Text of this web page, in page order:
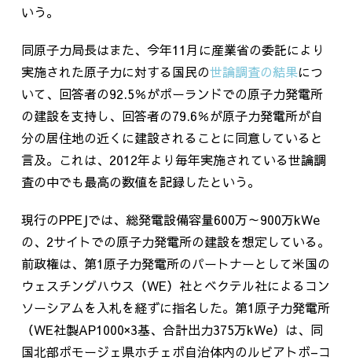
いう。
同原子力局長はまた、今年11月に産業省の委託により
実施された原子力に対する国民の世論調査の結果につ
いて、回答者の92.5％がポーランドでの原子力発電所
の建設を支持し、回答者の79.6％が原子力発電所が自
分の居住地の近くに建設されることに同意していると
言及。これは、 2012年より毎年実施されている世論調
査の中でも最高の数値を記録したという。
現行のPPEJでは、総発電設備容量600万～900万kWe
の、 2サイトでの原子力発電所の建設を想定している。
前政権は、第1原子力発電所のパートナーとして米国の
ウェスチングハウス（WE）社とベクテル社によるコン
ソーシアムを入札を経ずに指名した。第1原子力発電所
（WE社製AP1000×3基、合計出力375万kWe）は、同
国北部ポモージェ県ホチェボ自治体内のルビアトボ–コ